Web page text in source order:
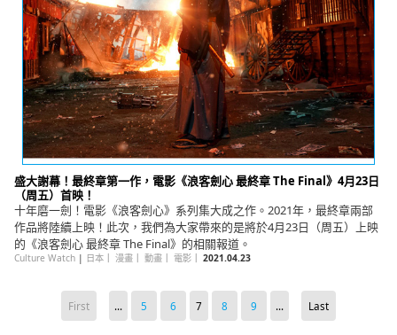
盛大謝幕！最終章第一作，電影《浪客劍心 最終章 The Final》4月23日
（周五）首映！
十年磨一劍！電影《浪客劍心》系列集大成之作。2021年，最終章兩部
作品將陸續上映！此次，我們為大家帶來的是將於4月23日（周五）上映
的《浪客劍心 最終章 The Final》的相關報道。
Culture Watch| 日本｜ 漫畫｜ 動畫｜ 電影｜ 2021.04.23
First ... 5 6 7 8 9 ... Last